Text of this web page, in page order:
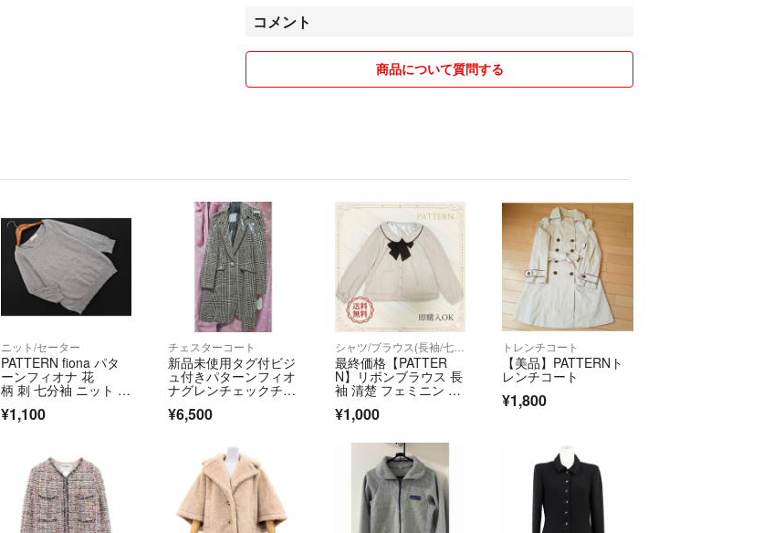
・家は毎日お掃除しており、基本的に綺麗好きです。
よろしくお願いします(^^)
コメント
商品について質問する
ニット/セーター
PATTERN fiona パタ
ーンフィオナ 花
柄 刺 七分袖 ニット セ
ーター sizeM/グレー ■
◇ レディース
¥1,100
チェスターコート
新品未使用タグ付ビジ
ュ付きパターンフィオ
ナグレンチェックチェ
スターコートM
¥6,500
最終価格【PATTER
N】リボンブラウス 長
袖 清楚 フェミニン 刺
繍 ビジュー
¥1,000
トレンチコート
【美品】PATTERNト
レンチコート
¥1,800